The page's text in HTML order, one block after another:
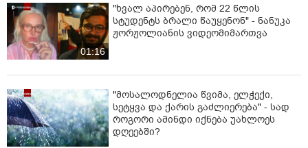
01:16
"ხვალ აპირებენ, რომ 22 წლის
სტუდენტს ბრალი წაუყენონ" - ნანუკა
ჟორჟოლიანის ვიდეომიმართვა
"მოსალოდნელია წვიმა, ელჭექი,
სეტყვა და ქარის გაძლიერება" - სად
როგორი ამინდი იქნება უახლოეს
დღეებში?